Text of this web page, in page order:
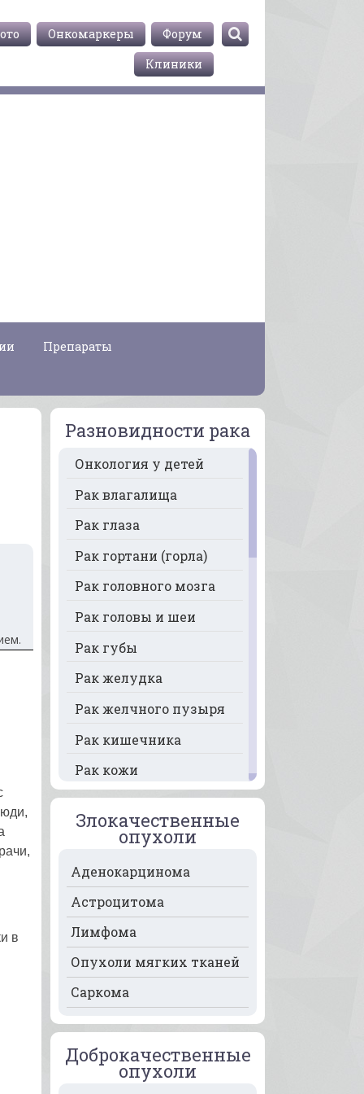
Форум
Онкомаркеры
Клиники
Препараты
в
Разновидности рака
Онкология у детей
Рак влагалища
Рак глаза
Рак гортани (горла)
Рак головного мозга
Рак головы и шеи
Рак губы
Рак желудка
Рак желчного пузыря
Рак кишечника
Рак кожи
Рак кости
Рак крови
Рак лимфоузлов
Рак молочной железы
Рак мочевого пузыря
Рак носа
Рак пищевода
Рак поджелудочной
Злокачественные
опухоли
Аденокарцинома
Астроцитома
Лимфома
Опухоли мягких тканей
Саркома
Доброкачественные
опухоли